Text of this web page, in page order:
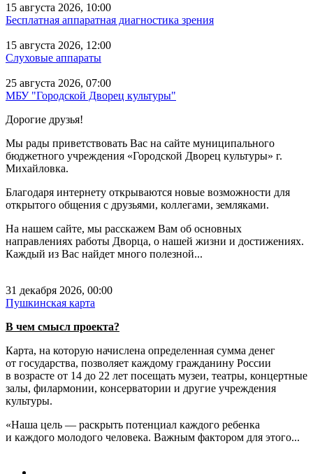
15 августа 2026, 10:00
Бесплатная аппаратная диагностика зрения
15 августа 2026, 12:00
Слуховые аппараты
25 августа 2026, 07:00
МБУ "Городской Дворец культуры"
Дорогие друзья!
Мы рады приветствовать Вас на сайте муниципального
бюджетного учреждения «Городской Дворец культуры» г.
Михайловка.
Благодаря интернету открываются новые возможности для
открытого общения с друзьями, коллегами, земляками.
На нашем сайте, мы расскажем Вам об основных
направлениях работы Дворца, о нашей жизни и достижениях.
Каждый из Вас найдет много полезной...
31 декабря 2026, 00:00
Пушкинская карта
В чем смысл проекта?
Карта, на которую начислена определенная сумма денег
от государства, позволяет каждому гражданину России
в возрасте от 14 до 22 лет посещать музеи, театры, концертные
залы, филармонии, консерватории и другие учреждения
культуры.
«Наша цель — раскрыть потенциал каждого ребенка
и каждого молодого человека. Важным фактором для этого...